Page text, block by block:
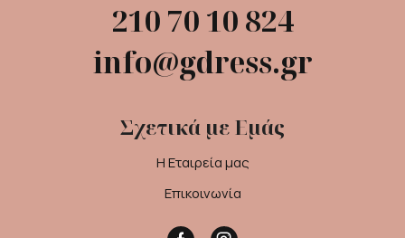
210 70 10 824
info@gdress.gr
Σχετικά με Εμάς
Η Εταιρεία μας
Επικοινωνία